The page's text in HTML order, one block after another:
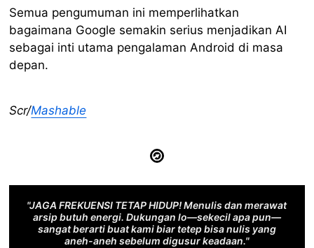
Semua pengumuman ini memperlihatkan
bagaimana Google semakin serius menjadikan AI
sebagai inti utama pengalaman Android di masa
depan.
Scr/Mashable
"JAGA FREKUENSI TETAP HIDUP! Menulis dan merawat
arsip butuh energi. Dukungan lo—sekecil apa pun—
sangat berarti buat kami biar tetep bisa nulis yang
aneh-aneh sebelum digusur keadaan."